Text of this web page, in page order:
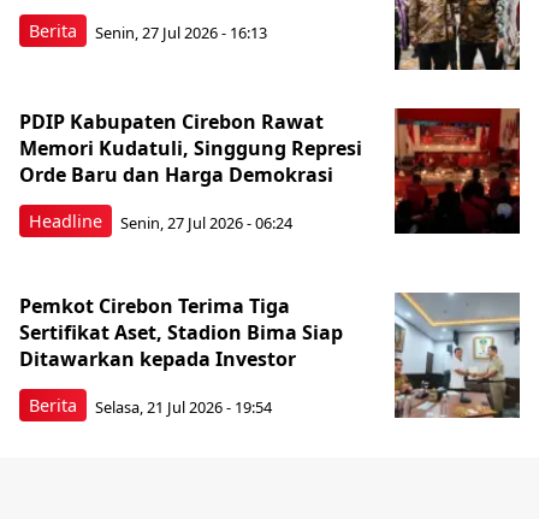
Berita Senin, 27 Jul 2026 - 16:13
Headline
PDIP Kabupaten Cirebon Rawat
Memori Kudatuli, Singgung Represi
Orde Baru dan Harga Demokrasi
Senin, 27 Jul 2026 - 06:24
Berita
Pemkot Cirebon Terima Tiga
Sertifikat Aset, Stadion Bima Siap
Ditawarkan kepada Investor
Selasa, 21 Jul 2026 - 19:54